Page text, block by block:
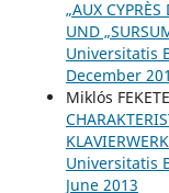
„AUX
UND
Universitatis
December
Miklós
Universitatis
June 2013